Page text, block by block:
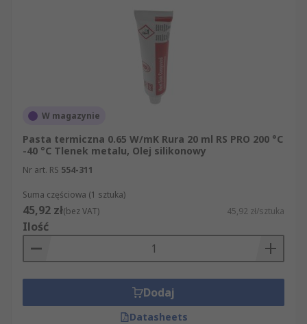
zmaksymalizować przenoszenie ciepła. Jest
również stosowany w innych komponentach
elektronicznych, które wytwarzają ciepło i
wymagają radiatora, takich jak tranzystory
MOSFET.Istnieją też inne rodzaje produktów,
które wypełniają szczelinę powietrzną pod
radiatorem:• klej termiczny• podkładki
W magazynie
Pasta termiczna 0.65 W/mK Rura 20 ml RS PRO 200 °C
-40 °C Tlenek metalu, Olej silikonowy
Nr art. RS 554-311
Suma częściowa (1 sztuka)
45,92 zł(bez VAT) 45,92 zł/sztuka
Ilość
Dodaj
Datasheets